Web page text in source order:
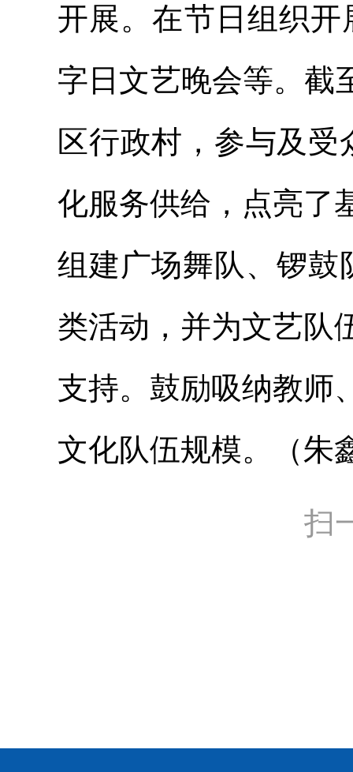
开展。在节日组织
字日文艺晚会等。截
区行政村，参与及
化服务供给，点亮了
组建广场舞队、锣鼓
类活动，并为文艺队
支持。鼓励吸纳教师
文化队伍规模。（朱
扫